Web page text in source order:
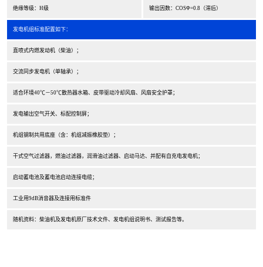
绝缘等级：H级 输出因数：COSΦ=0.8（滞后）
发电机组标准配置如下：
直喷式内燃发动机（柴油）；
交流同步发电机（单轴承）；
适合环境40℃－50℃散热器水箱、皮带驱动冷却风扇、风扇安全护罩；
发电输出空气开关、标配控制屏；
机组钢制共用底座（含：机组减振橡胶垫）；
干式空气过滤器，燃油过滤器，润滑油过滤器、启动马达、并配有自充电发电机；
启动蓄电池及蓄电池启动连接电缆；
工业用9dB消音器及连接用标准件
随机资料：柴油机及发电机原厂技术文件、发电机组说明书、测试报告等。